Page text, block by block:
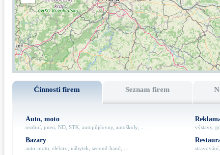
Činnosti firem Seznam firem
Auto, moto
osobní, pneu, ND, STK, autopůjčovny, autoškoly, ...
Bazary
auto-moto, elektro, nábytek, second-hand, ...
výstavy,